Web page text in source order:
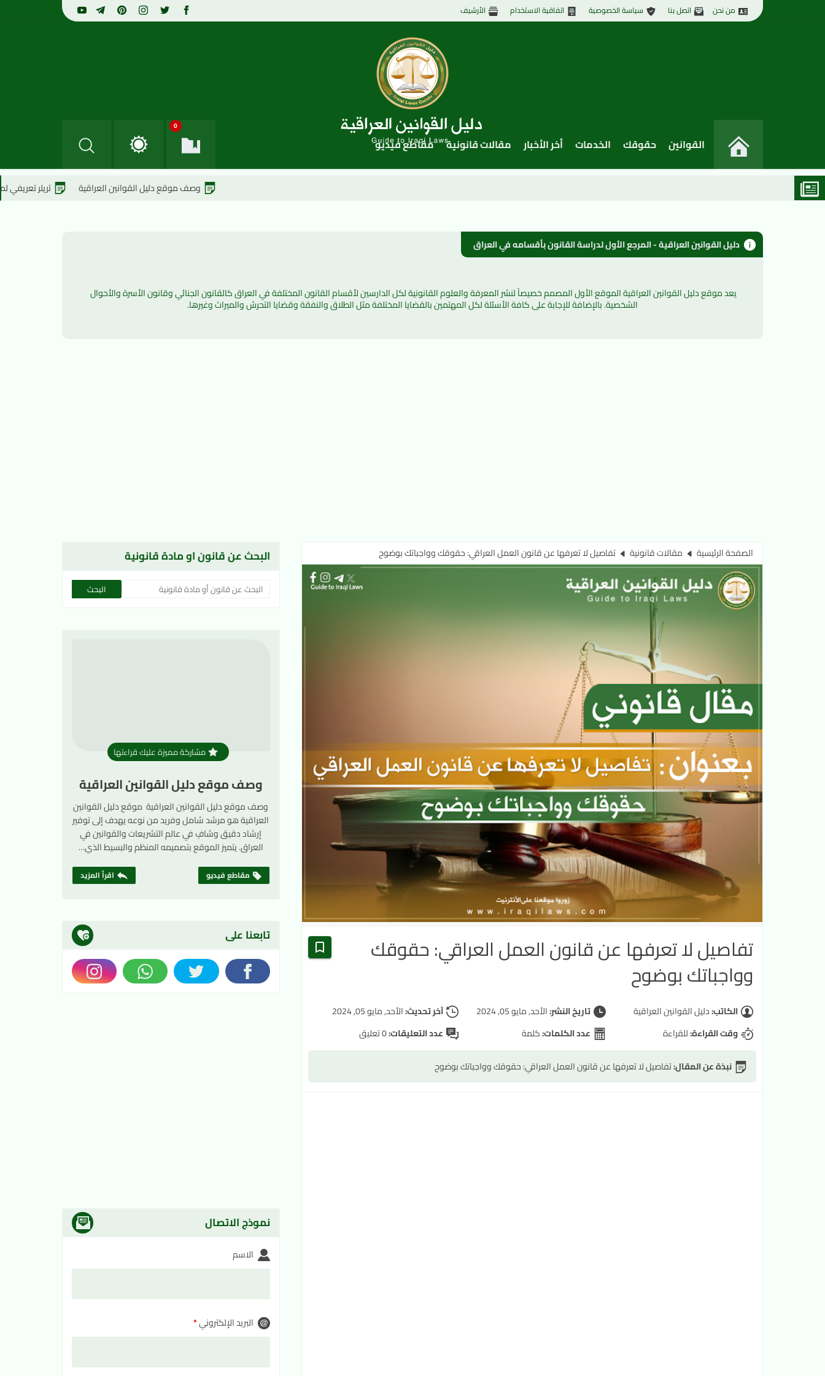
من نحن اتصل بنا سياسة الخصوصية اتفاقية الاستخدام الأرشيف
القوانين حقوقك الخدمات أخر الأخبار مقالات قانونية مقاطع فيديو
0
وصف موقع دليل القوانين العراقية تريلر تعريفي لموقع دليل
دليل القوانين العراقية - المرجع الأول لدراسة القانون بأقسامه في العراق
الشخصية. بالإضافة للإجابة على كافة الأسئلة لكل المهتمين بالقضايا المختلفة مثل الطلاق والنفقة وقضايا التحرش والميراث وغيرها.
الصفحة الرئيسية مقالات قانونية تفاصيل لا تعرفها عن قانون العمل العراقي: حقوقك وواجباتك بوضوح
تفاصيل لا تعرفها عن قانون العمل العراقي: حقوقك
وواجباتك بوضوح
الكاتب:دليل القوانين العراقية تاريخ النشر:الأحد, مايو 05, 2024 آخر تحديث:الأحد, مايو 05, 2024
وقت القراءة:للقراءة عدد الكلمات:كلمة عدد التعليقات:0 تعليق
نبذة عن المقال:تفاصيل لا تعرفها عن قانون العمل العراقي: حقوقك وواجباتك بوضوح
البحث عن قانون او مادة قانونية
مشاركة مميزة عليك قراءتها
وصف موقع دليل القوانين العراقية
وصف موقع دليل القوانين العراقية موقع دليل القوانين
العراقية هو مرشد شامل وفريد من نوعه يهدف إلى توفير
إرشاد دقيق وشافٍ في عالم التشريعات والقوانين في
العراق. يتميز الموقع بتصميمه المنظم والبسيط الذي…
مقاطع فيديو اقرأ المزيد
تابعنا على
نموذج الاتصال
الاسم
البريد الإلكتروني*